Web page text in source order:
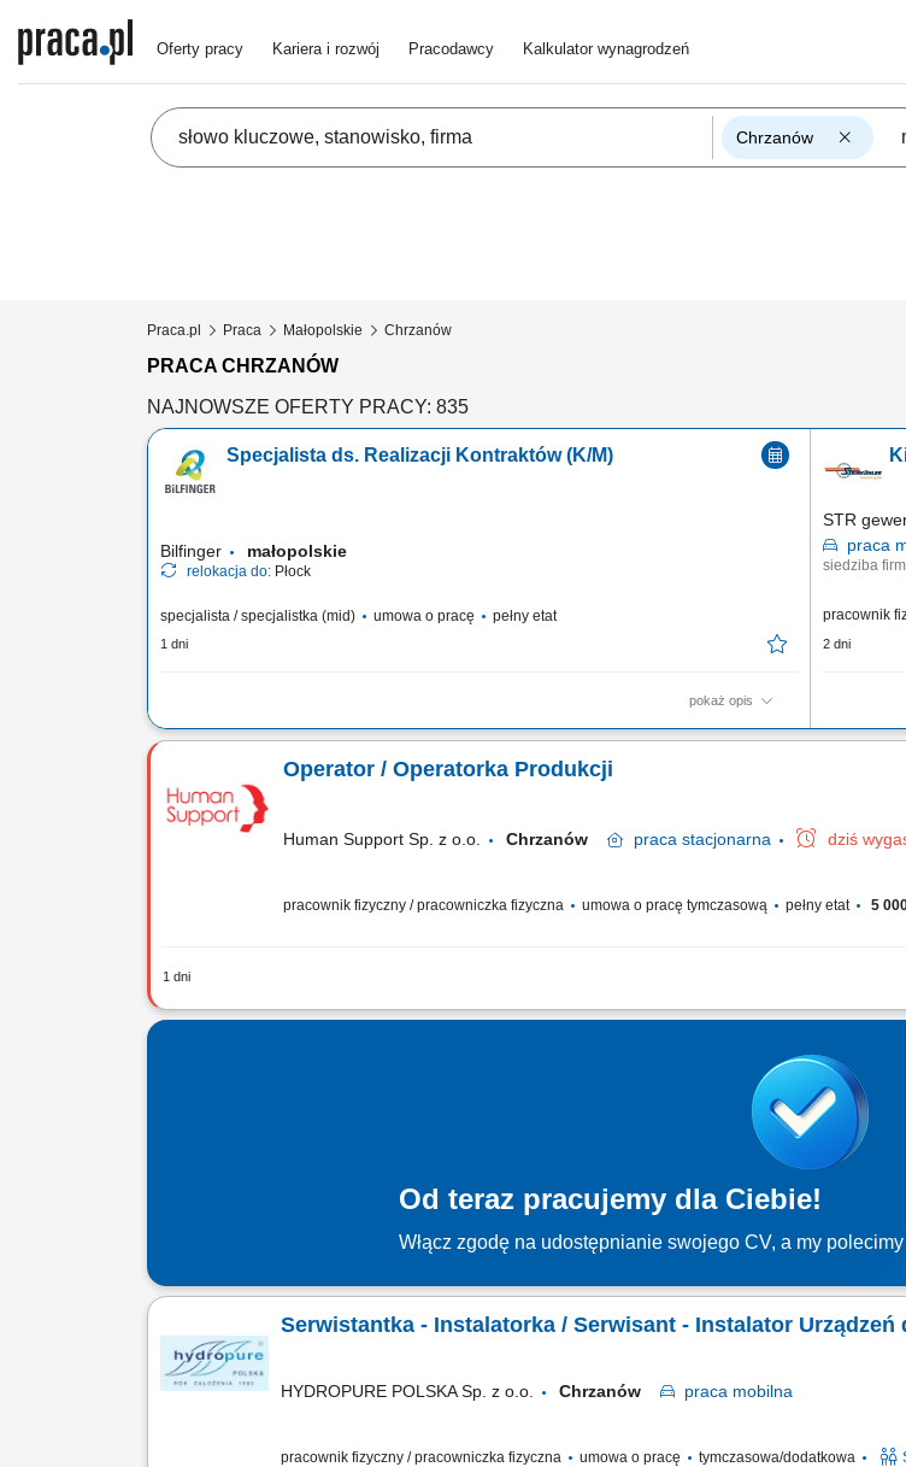
Oferty pracy Kariera i rozwój Pracodawcy Kalkulator wynagrodzeń
Chrzanów
Praca.pl Praca Małopolskie Chrzanów
PRACA CHRZANÓW
NAJNOWSZE OFERTY PRACY: 835
Specjalista ds. Realizacji Kontraktów (K/M)
Bilfinger małopolskie
relokacja do: Płock
specjalista / specjalistka (mid) umowa o pracę pełny etat
1 dni
pokaż opis
Twój zakres obowiązków: koordynowanie i nadzorowanie prac na budowie; zarządzanie
realizację zadań; kontrola zgodności wykonywanych prac z dokumentacją techniczną i
zasadami BHP; udział w prowadzeniu...
STR
praca
siedziba
pracownik
2 dni
Twoje
Operator / Operatorka Produkcji
Human Support Sp. z o.o. Chrzanów praca stacjonarna dziś
pracownik fizyczny / pracowniczka fizyczna umowa o pracę tymczasową pełny etat 5
1 dni
Opis stanowiska obsługa urządzeń produkcyjnych oraz nadzór nad prawidłowym
Od teraz pracujemy dla Ciebie!
Włącz zgodę na udostępnianie swojego CV, a my
Serwistantka - Instalatorka / Serwisant - Instalator Urządzeń
HYDROPURE POLSKA Sp. z o.o. Chrzanów praca mobilna
pracownik fizyczny / pracowniczka fizyczna umowa o pracę tymczasowa/dodatkowa